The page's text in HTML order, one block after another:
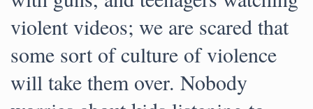
violent videos; we are scared that
some sort of culture of violence
will take them over. Nobody